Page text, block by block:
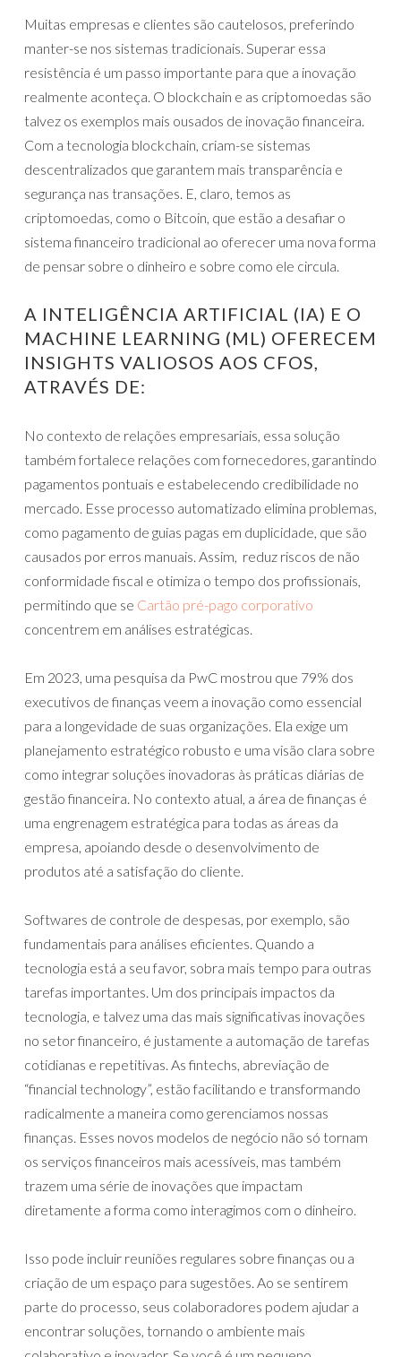
Muitas empresas e clientes são cautelosos, preferindo
manter-se nos sistemas tradicionais. Superar essa
resistência é um passo importante para que a inovação
realmente aconteça. O blockchain e as criptomoedas são
talvez os exemplos mais ousados de inovação financeira.
Com a tecnologia blockchain, criam-se sistemas
descentralizados que garantem mais transparência e
segurança nas transações. E, claro, temos as
criptomoedas, como o Bitcoin, que estão a desafiar o
sistema financeiro tradicional ao oferecer uma nova forma
de pensar sobre o dinheiro e sobre como ele circula.
A INTELIGÊNCIA ARTIFICIAL (IA) E O
MACHINE LEARNING (ML) OFERECEM
INSIGHTS VALIOSOS AOS CFOS,
ATRAVÉS DE:
No contexto de relações empresariais, essa solução
também fortalece relações com fornecedores, garantindo
pagamentos pontuais e estabelecendo credibilidade no
mercado. Esse processo automatizado elimina problemas,
como pagamento de guias pagas em duplicidade, que são
causados por erros manuais. Assim, reduz riscos de não
conformidade fiscal e otimiza o tempo dos profissionais,
permitindo que se Cartão pré-pago corporativo
concentrem em análises estratégicas.
Em 2023, uma pesquisa da PwC mostrou que 79% dos
executivos de finanças veem a inovação como essencial
para a longevidade de suas organizações. Ela exige um
planejamento estratégico robusto e uma visão clara sobre
como integrar soluções inovadoras às práticas diárias de
gestão financeira. No contexto atual, a área de finanças é
uma engrenagem estratégica para todas as áreas da
empresa, apoiando desde o desenvolvimento de
produtos até a satisfação do cliente.
Softwares de controle de despesas, por exemplo, são
fundamentais para análises eficientes. Quando a
tecnologia está a seu favor, sobra mais tempo para outras
tarefas importantes. Um dos principais impactos da
tecnologia, e talvez uma das mais significativas inovações
no setor financeiro, é justamente a automação de tarefas
cotidianas e repetitivas. As fintechs, abreviação de
“financial technology”, estão facilitando e transformando
radicalmente a maneira como gerenciamos nossas
finanças. Esses novos modelos de negócio não só tornam
os serviços financeiros mais acessíveis, mas também
trazem uma série de inovações que impactam
diretamente a forma como interagimos com o dinheiro.
Isso pode incluir reuniões regulares sobre finanças ou a
criação de um espaço para sugestões. Ao se sentirem
parte do processo, seus colaboradores podem ajudar a
encontrar soluções, tornando o ambiente mais